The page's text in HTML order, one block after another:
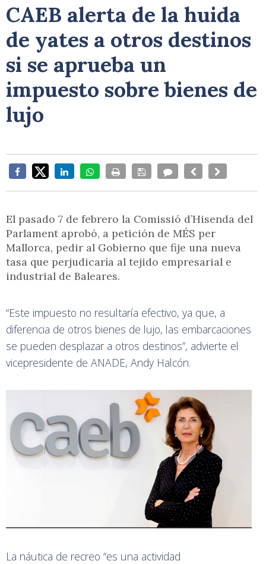
CAEB alerta de la huida
de yates a otros destinos
si se aprueba un
impuesto sobre bienes de
lujo
El pasado 7 de febrero la Comissió d’Hisenda del
Parlament aprobó, a petición de MÉS per
Mallorca, pedir al Gobierno que fije una nueva
tasa que perjudicaría al tejido empresarial e
industrial de Baleares.
“Este impuesto no resultaría efectivo, ya que, a
diferencia de otros bienes de lujo, las embarcaciones
se pueden desplazar a otros destinos”, advierte el
vicepresidente de ANADE, Andy Halcón.
La náutica de recreo “es una actividad